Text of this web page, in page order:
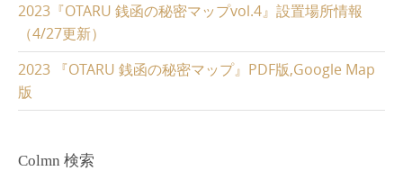
2023『OTARU 銭函の秘密マップvol.4』設置場所情報
（4/27更新）
2023 『OTARU 銭函の秘密マップ』PDF版,Google Map
版
Colmn 検索